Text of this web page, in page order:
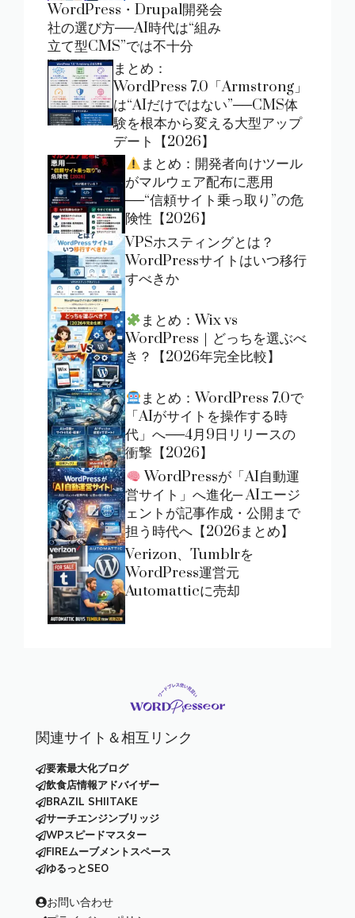
WordPress・Drupal開発会
社の選び方──AI時代は“組み
立て型CMS”では不十分
まとめ：
WordPress 7.0「Armstrong」
は“AIだけではない”──CMS体
験を根本から変える大型アップ
デート【2026】
まとめ：開発者向けツール
がマルウェア配布に悪用
──“信頼サイト乗っ取り”の危
険性【2026】
VPSホスティングとは？
WordPressサイトはいつ移行
すべきか
まとめ：Wix vs
WordPress｜どっちを選ぶべ
き？【2026年完全比較】
まとめ：WordPress 7.0で
「AIがサイトを操作する時
代」へ──4月9日リリースの
衝撃【2026】
WordPressが「AI自動運
営サイト」へ進化─ AIエージ
ェントが記事作成・公開まで
担う時代へ【2026まとめ】
Verizon、Tumblrを
WordPress運営元
Automatticに売却
関連サイト＆相互リンク
要素最大化ブログ
飲食店情報アドバイザー
BRAZIL SHIITAKE
サーチエンジンブリッジ
WPスピードマスター
FIREムーブメントスペース
ゆるっとSEO
お問い合わせ